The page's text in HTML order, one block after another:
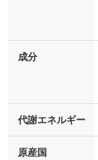
成分
代謝エネルギー
原産国